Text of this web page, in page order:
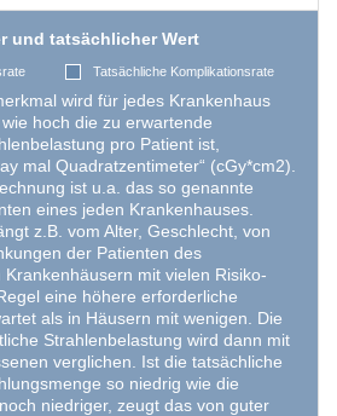
und tatsächlicher Wert
Tatsächliche Komplikationsrate
wird für jedes Krankenhaus
hoch die zu erwartende
pro Patient ist,
mal Quadratzentimeter“ (cGy*cm2).
ist u.a. das so genannte
eines jeden Krankenhauses.
z.B. vom Alter, Geschlecht, von
der Patienten des
mit vielen Risiko-
eine höhere erforderliche
als in Häusern mit wenigen. Die
Strahlenbelastung wird dann mit
verglichen. Ist die tatsächliche
so niedrig wie die
niedriger, zeugt das von guter